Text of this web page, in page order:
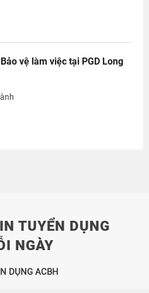
vệ làm việc tại PGD Long
TUYỂN DỤNG
NGÀY
DỤNG ACBH